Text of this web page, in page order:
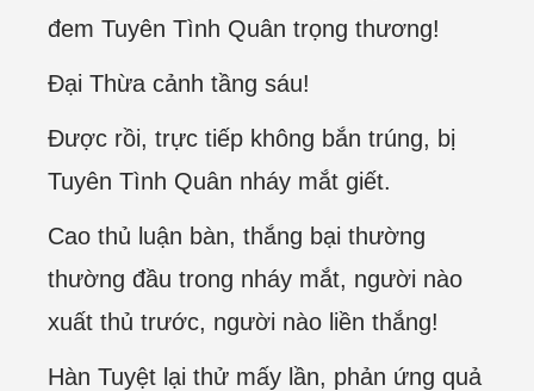
đem Tuyên Tình Quân trọng thương!
Đại Thừa cảnh tầng sáu!
Được rồi, trực tiếp không bắn trúng, bị
Tuyên Tình Quân nháy mắt giết.
Cao thủ luận bàn, thắng bại thường
thường đầu trong nháy mắt, người nào
xuất thủ trước, người nào liền thắng!
Hàn Tuyệt lại thử mấy lần, phản ứng quả